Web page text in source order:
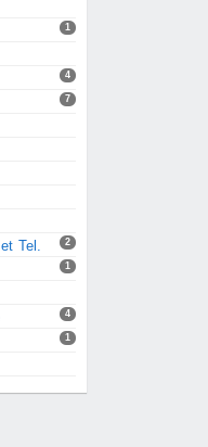
1
4
7
2
Tel.
1
4
1